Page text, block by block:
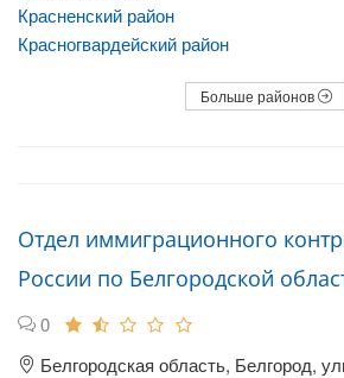
Красненский район
Красногвардейский район
Больше районов
Отдел иммиграционного
России по Белгородской
0
Белгородская область, Белгород,